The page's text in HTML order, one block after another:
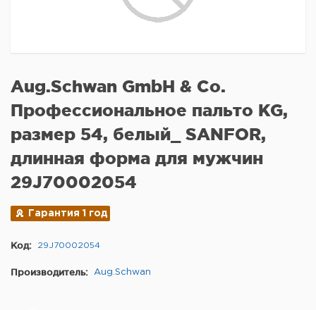
Aug.Schwan GmbH & Co.
Профессиональное пальто KG,
размер 54, белый_ SANFOR,
длинная форма для мужчин
29J70002054
Гарантия 1 год
Код: 29J70002054
Производитель: Aug.Schwan